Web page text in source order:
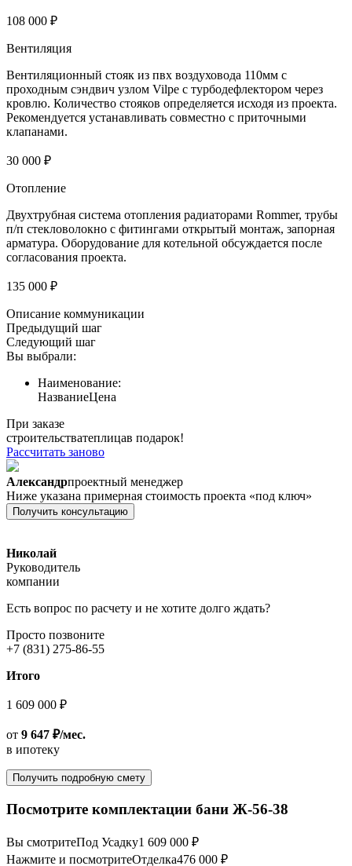
108 000 ₽
Вентиляция
Вентиляционный стояк из пвх воздуховода 110мм с
проходным сэндвич узлом Vilpe с турбодефлектором через
кровлю. Количество стояков определяется исходя из проекта.
Рекомендуется устанавливать совместно с приточными
клапанами.
30 000 ₽
Отопление
Двухтрубная система отопления радиаторами Rommer, трубы
п/п стекловолокно с фитингами открытый монтаж, запорная
арматура. Оборудование для котельной обсуждается после
согласования проекта.
135 000 ₽
Описание коммуникации
Предыдущий шаг
Следующий шаг
Вы выбрали:
Наименование:
НазваниеЦена
При заказе
строительстватеплицав подарок!
Рассчитать заново
Александрпроектный менеджер
Ниже указана примерная стоимость проекта «под ключ»
Получить консультацию
Николай
Руководитель
компании
Есть вопрос по расчету и не хотите долго ждать?
Просто позвоните
+7 (831) 275-86-55
Итого
1 609 000 ₽
от 9 647 ₽/мес.
в ипотеку
Получить подробную смету
Посмотрите комплектации бани Ж-56-38
Вы смотритеПод Усадку1 609 000 ₽
Нажмите и посмотритеОтделка476 000 ₽